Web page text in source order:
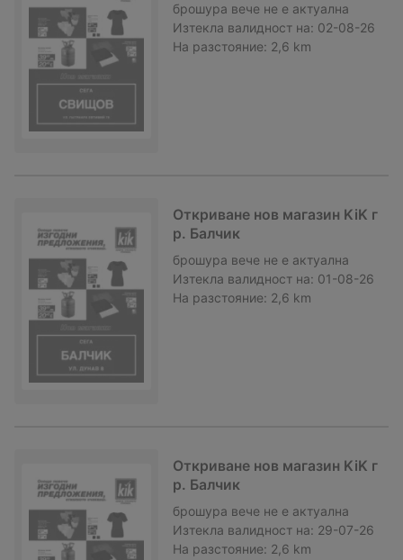
брошура вече не е актуална
Изтекла валидност на: 02-08-26
На разстояние: 2,6 km
Откриване нов магазин KiK г
р. Балчик
брошура вече не е актуална
Изтекла валидност на: 01-08-26
На разстояние: 2,6 km
Откриване нов магазин KiK г
р. Балчик
брошура вече не е актуална
Изтекла валидност на: 29-07-26
На разстояние: 2,6 km